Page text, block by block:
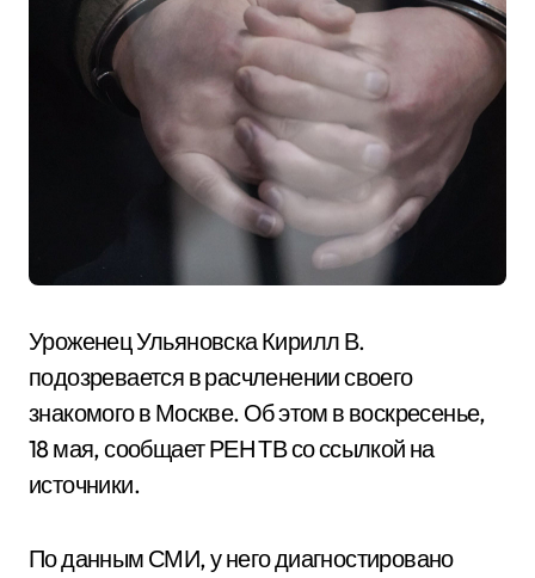
Уроженец Ульяновска Кирилл В.
подозревается в расчленении своего
знакомого в Москве. Об этом в воскресенье,
18 мая, сообщает РЕН ТВ со ссылкой на
источники.
По данным СМИ, у него диагностировано